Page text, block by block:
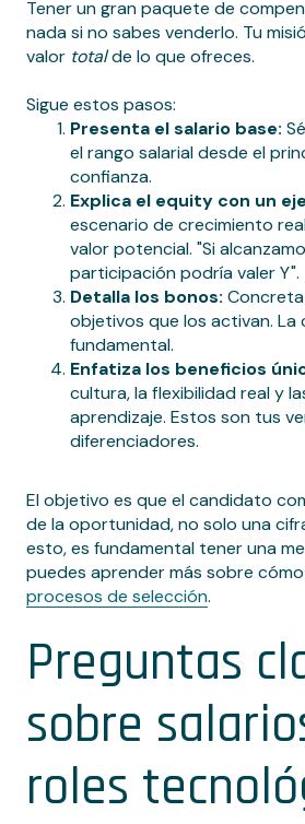
Tener un gran paquete de
nada si no sabes venderlo. Tu
valor totalde lo que ofreces.
Sigue estos pasos:
Presenta el salario base:
el rango salarial desde el
confianza.
Explica el equity con un
escenario de crecimiento
valor potencial. "Si
participación podría valer Y".
Detalla los bonos:
objetivos que los activan. La
fundamental.
Enfatiza los beneficios
cultura, la flexibilidad real y
aprendizaje. Estos son tus
diferenciadores.
El objetivo es que el candidato
de la oportunidad, no solo una
esto, es fundamental tener una
puedes aprender más sobre
procesos de selección.
Preguntas
sobre
roles